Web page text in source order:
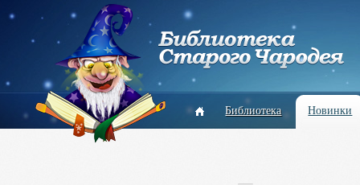
Библиотека Новинки